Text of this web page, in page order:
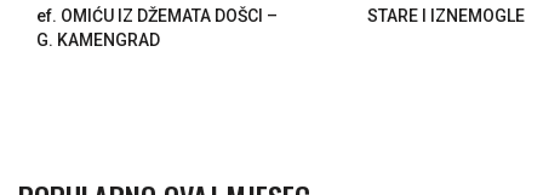
ef. OMIĆU IZ DŽEMATA DOŠCI –
G. KAMENGRAD
STARE I IZNEMOGLE